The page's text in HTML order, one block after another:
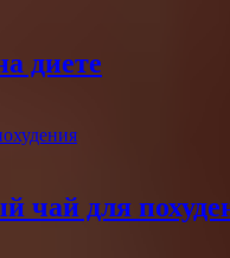
диете
чай для